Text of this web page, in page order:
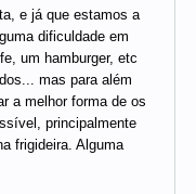
e já que estamos a
dificuldade em
um hamburger, etc
mas para além
a melhor forma de os
principalmente
frigideira. Alguma